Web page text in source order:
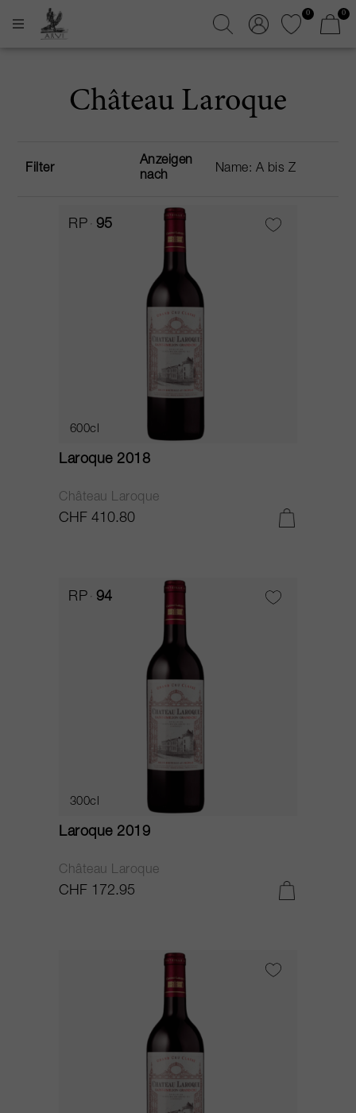
0 0
Château Laroque
Filter
Anzeigen
nach
RP 95
600cl
Laroque 2018
Château Laroque
CHF 410.80
RP 94
300cl
Laroque 2019
Château Laroque
CHF 172.95